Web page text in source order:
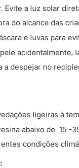
Evite a luz solar
do alcance das
e luvas para
acidentalmente,
a despejar no
ligeiras à
abaixo de 15
condições